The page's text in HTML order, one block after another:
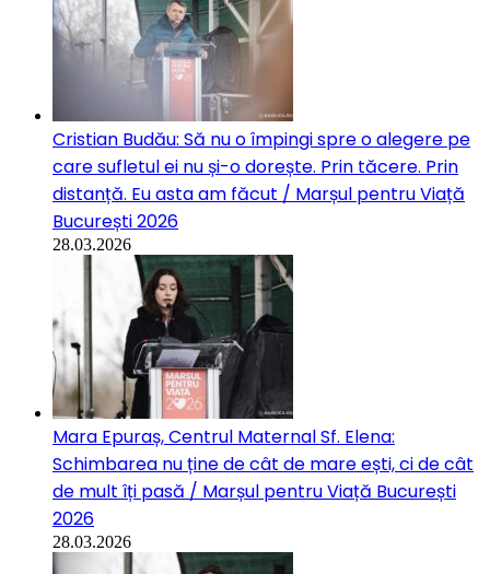
Cristian Budău: Să nu o împingi spre o alegere pe
care sufletul ei nu și-o dorește. Prin tăcere. Prin
distanță. Eu asta am făcut / Marșul pentru Viață
București 2026
28.03.2026
Mara Epuraș, Centrul Maternal Sf. Elena:
Schimbarea nu ține de cât de mare ești, ci de cât
de mult îți pasă / Marșul pentru Viață București
2026
28.03.2026